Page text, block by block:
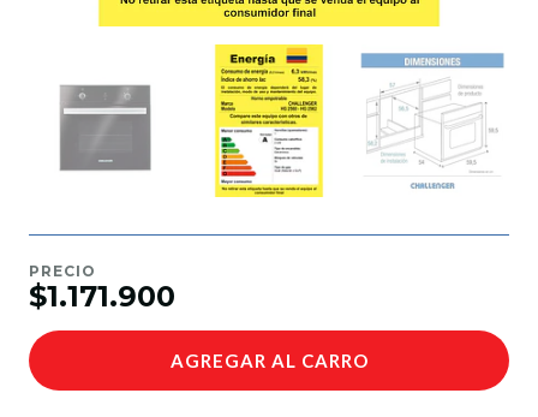
PRECIO
$1.171.900
AGREGAR AL CARRO